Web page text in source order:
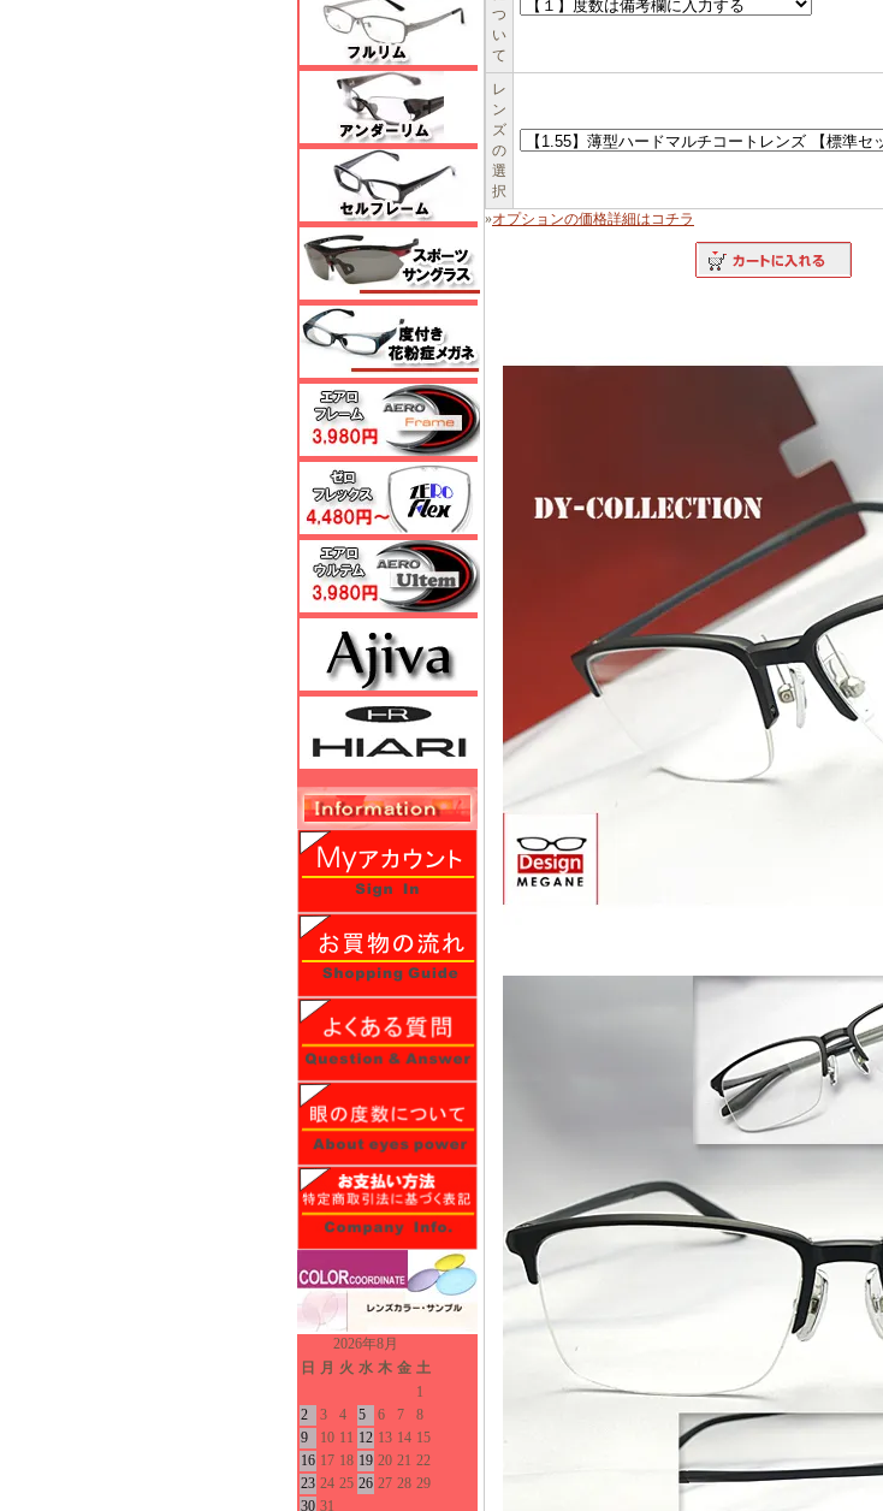
2026年8月
日
月 火 水 木 金 土
1
2
3 4 5 6 7
8
9
10 11 12 13 14 15
16 17 18 19 20 21 22
23 24 25 26 27 28 29
30 31
つ
い
て
レ
ン
ズ
の
選
択
»オプションの価格詳細はコチラ